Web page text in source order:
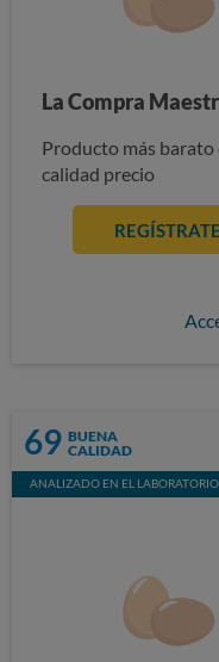
La Compra
Producto más
calidad precio
69 BUENA
CALIDAD
ANALIZADO EN EL LABORATORIO